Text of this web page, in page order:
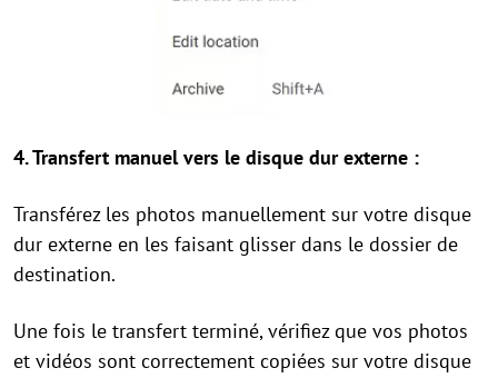
4. Transfert manuel vers le disque dur externe :
Transférez les photos manuellement sur votre disque
dur externe en les faisant glisser dans le dossier de
destination.
Une fois le transfert terminé, vérifiez que vos photos
et vidéos sont correctement copiées sur votre disque